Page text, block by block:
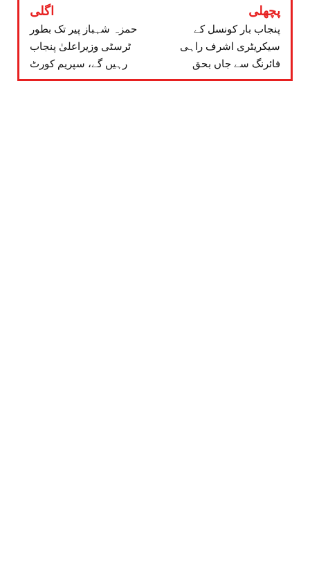
پچھلی
پنجاب بار کونسل کے
سیکریٹری اشرف راہی
فائرنگ سے جاں بحق
اگلی
حمزہ شہباز پیر تک بطور
ٹرسٹی وزیراعلیٰ پنجاب
رہیں گے، سپریم کورٹ